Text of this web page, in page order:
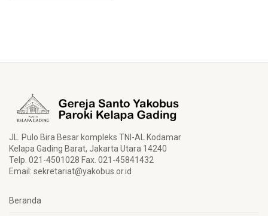
JL. Pulo Bira Besar kompleks TNI-AL Kodamar
Kelapa Gading Barat, Jakarta Utara 14240
Telp. 021-4501028 Fax. 021-45841432
Email: sekretariat@yakobus.or.id
Beranda